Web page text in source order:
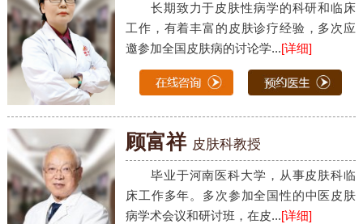
长期致力于皮肤性病学的科研和临床
工作，有着丰富的皮肤诊疗经验，多次应
邀参加全国皮肤病的讨论学...[详细]
顾富祥 皮肤科教授
毕业于河南医科大学，从事皮肤科临
床工作多年。多次参加全国性的中医皮肤
病学术会议和研讨班，在皮...[详细]